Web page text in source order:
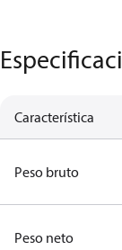
Característica
Peso bruto
Peso neto